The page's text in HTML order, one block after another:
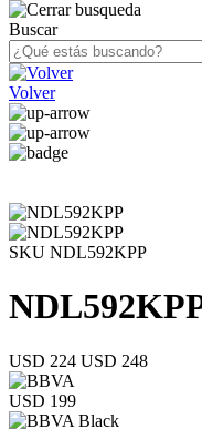
Buscar
Volver
SKU NDL592KPP
USD 224 USD 248
USD 199